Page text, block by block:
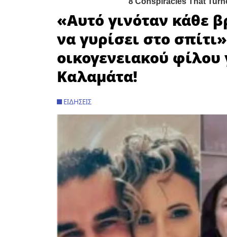
«Αυτό γινόταν κάθε
να γυρίσει στο
οικογενειακού φίλου
Καλαμάτα!
ΕΙΔΉΣΕΙΣ